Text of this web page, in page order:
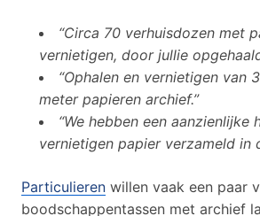
“Circa 70 verhuisdozen met
vernietigen, door jullie
“Ophalen en vernietigen van
meter papieren archief.”
“We hebben een aanzienlijke
vernietigen papier verzameld in
Particulieren willen vaak een paar
boodschappentassen met archief